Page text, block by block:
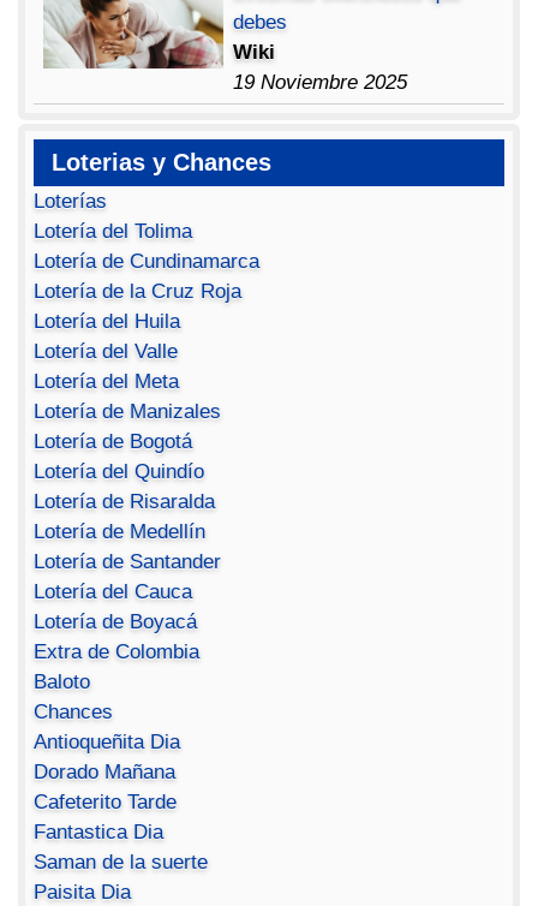
debes
Wiki
19 Noviembre 2025
Loterias y Chances
Loterías
Lotería del Tolima
Lotería de Cundinamarca
Lotería de la Cruz Roja
Lotería del Huila
Lotería del Valle
Lotería del Meta
Lotería de Manizales
Lotería de Bogotá
Lotería del Quindío
Lotería de Risaralda
Lotería de Medellín
Lotería de Santander
Lotería del Cauca
Lotería de Boyacá
Extra de Colombia
Baloto
Chances
Antioqueñita Dia
Dorado Mañana
Cafeterito Tarde
Fantastica Dia
Saman de la suerte
Paisita Dia